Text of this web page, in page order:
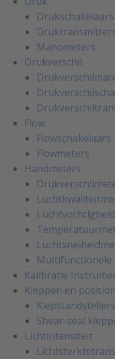
Drukschakelaars
Manometers
Drukverschil
Flow
Flowschakelaars
Flowmeters
Handmeters
Multifunctionele
Kalibratie
Kleppen en
Klepstandstellers
Shear-seal
Lichtintensiteit